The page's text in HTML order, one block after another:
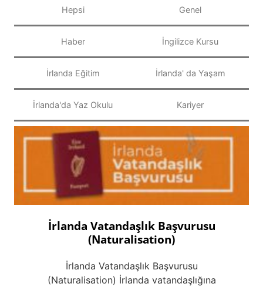
Hepsi Genel
Haber İngilizce Kursu
İrlanda Eğitim İrlanda' da Yaşam
İrlanda'da Yaz Okulu Kariyer
İrlanda Vatandaşlık Başvurusu
(Naturalisation)
İrlanda Vatandaşlık Başvurusu
(Naturalisation) İrlanda vatandaşlığına